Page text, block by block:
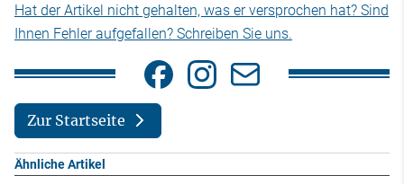
Hat der Artikel nicht gehalten, was er versprochen hat? Sind
Ihnen Fehler aufgefallen? Schreiben Sie uns.
Zur Startseite
Ähnliche Artikel